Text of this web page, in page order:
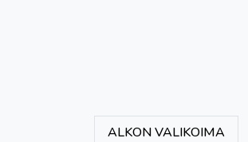
ALKON VALIKOIMA